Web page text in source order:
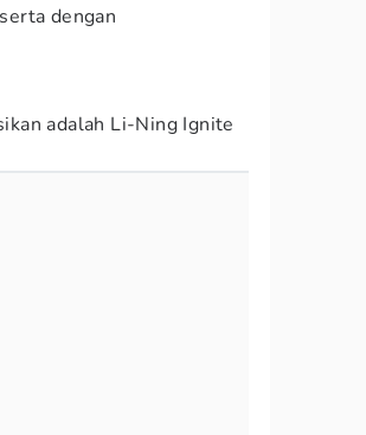
dengan
adalah Li-Ning Ignite